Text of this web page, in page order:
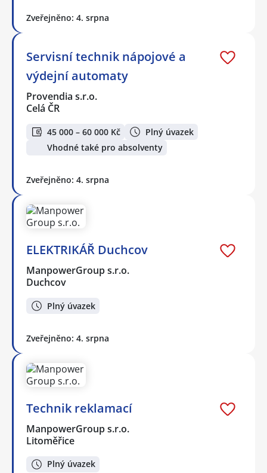
Zveřejněno: 4. srpna
Servisní technik nápojové a
výdejní automaty
Provendia s.r.o.
Celá ČR
45 000 – 60 000 Kč
Plný úvazek
Vhodné také pro absolventy
Zveřejněno: 4. srpna
ELEKTRIKÁŘ Duchcov
ManpowerGroup s.r.o.
Duchcov
Plný úvazek
Zveřejněno: 4. srpna
Technik reklamací
ManpowerGroup s.r.o.
Litoměřice
Plný úvazek